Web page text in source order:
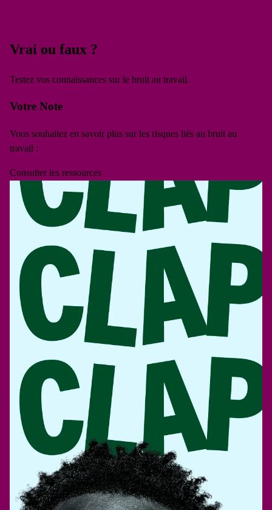
Vrai ou faux ?
Testez vos connaissances sur le bruit au travail.
Votre Note
Vous souhaitez en savoir plus sur les risques liés au bruit au
travail :
Consulter les ressources